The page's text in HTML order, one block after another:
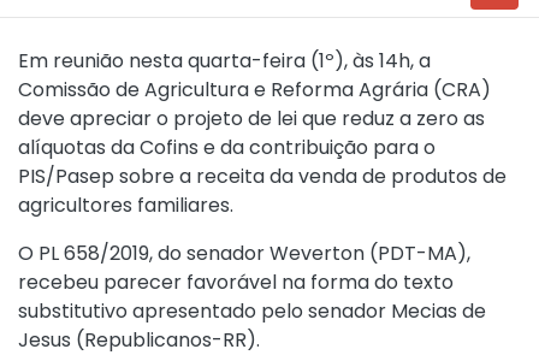
Em reunião nesta quarta-feira (1º), às 14h, a
Comissão de Agricultura e Reforma Agrária (CRA)
deve apreciar o projeto de lei que reduz a zero as
alíquotas da Cofins e da contribuição para o
PIS/Pasep sobre a receita da venda de produtos de
agricultores familiares.
O PL 658/2019, do senador Weverton (PDT-MA),
recebeu parecer favorável na forma do texto
substitutivo apresentado pelo senador Mecias de
Jesus (Republicanos-RR).